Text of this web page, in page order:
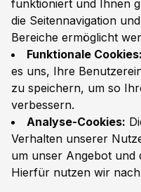
funktioniert und Ihnen
die Seitennavigation
Bereiche ermöglicht
Funktionale Cookies:
es uns, Ihre
zu speichern, um so
verbessern.
Analyse-Cookies:
Verhalten unserer
um unser Angebot und
Hierfür nutzen wir